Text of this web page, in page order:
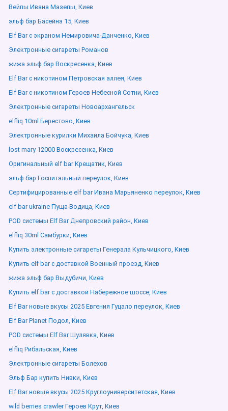
Вейпы Ивана Мазепы, Киев
эльф бар Басейна 15, Киев
Elf Bar с экраном Немировича-Данченко, Киев
Электронные сигареты Романов
жижа эльф бар Воскресенка, Киев
Elf Bar с никотином Петровская аллея, Киев
Elf Bar с никотином Героев Небесной Сотни, Киев
Электронные сигареты Новоархангельск
elfliq 10ml Берестово, Киев
Электронные курилки Михаила Бойчука, Киев
lost mary 12000 Воскресенка, Киев
Оригинальный elf bar Крещатик, Киев
эльф бар Госпитальный переулок, Киев
Сертифицированные elf bar Ивана Марьяненко переулок, Киев
elf bar ukraine Пуща-Водица, Киев
POD системы Elf Bar Днепровский район, Киев
elfliq 30ml Самбурки, Киев
Купить электронные сигареты Генерала Кульчицкого, Киев
Купить elf bar с доставкой Военный проезд, Киев
жижа эльф бар Выдубичи, Киев
Купить elf bar с доставкой Набережное шоссе, Киев
Elf Bar новые вкусы 2025 Евгения Гуцало переулок, Киев
Elf Bar Planet Подол, Киев
POD системы Elf Bar Шулявка, Киев
elfliq Рибальская, Киев
Электронные сигареты Болехов
Эльф Бар купить Нивки, Киев
Elf Bar новые вкусы 2025 Круглоуниверситетская, Киев
wild berries crawler Героев Крут, Киев